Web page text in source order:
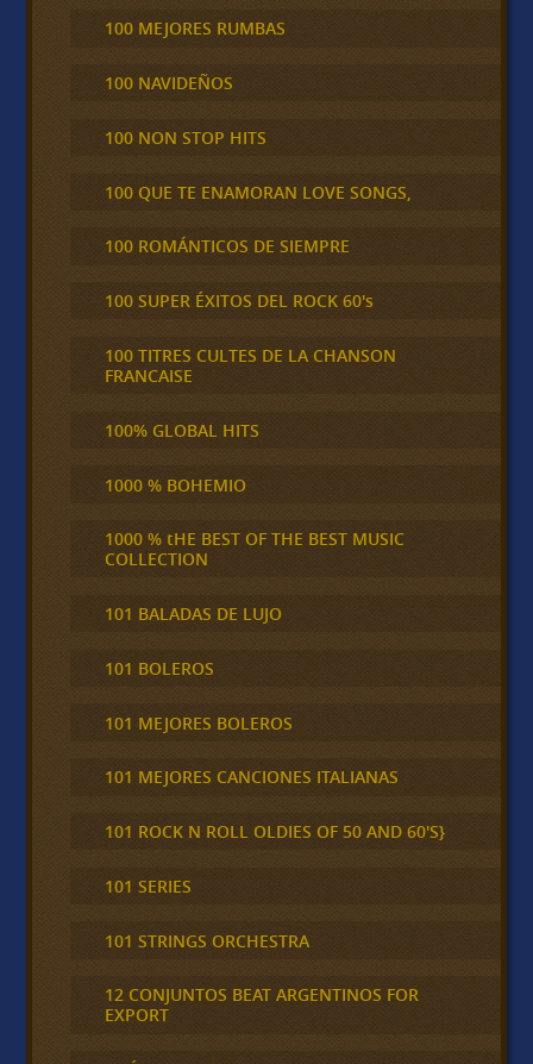
100 MEJORES RUMBAS
100 NAVIDEÑOS
100 NON STOP HITS
100 QUE TE ENAMORAN LOVE SONGS,
100 ROMÁNTICOS DE SIEMPRE
100 SUPER ÉXITOS DEL ROCK 60's
100 TITRES CULTES DE LA CHANSON
FRANCAISE
100% GLOBAL HITS
1000 % BOHEMIO
1000 % tHE BEST OF THE BEST MUSIC
COLLECTION
101 BALADAS DE LUJO
101 BOLEROS
101 MEJORES BOLEROS
101 MEJORES CANCIONES ITALIANAS
101 ROCK N ROLL OLDIES OF 50 AND 60'S}
101 SERIES
101 STRINGS ORCHESTRA
12 CONJUNTOS BEAT ARGENTINOS FOR
EXPORT